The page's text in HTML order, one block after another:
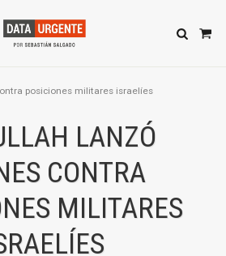
posiciones militares israelíes
LANZÓ
CONTRA
MILITARES